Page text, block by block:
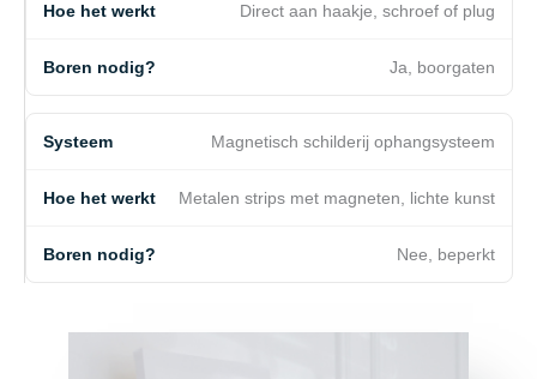
Direct aan haakje, schroef of plug
Ja, boorgaten
Magnetisch schilderij ophangsysteem
Metalen strips met magneten, lichte kunst
Nee, beperkt